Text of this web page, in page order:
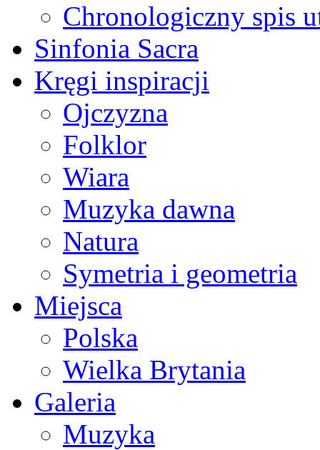
Chronologiczny spis
Sinfonia Sacra
Kręgi inspiracji
Ojczyzna
Folklor
Wiara
Muzyka dawna
Natura
Symetria i geometria
Miejsca
Polska
Wielka Brytania
Galeria
Muzyka